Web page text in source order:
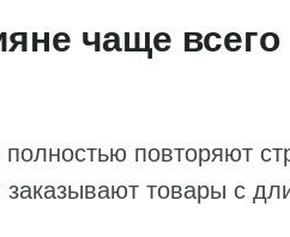
чаще
повторяют
товары с